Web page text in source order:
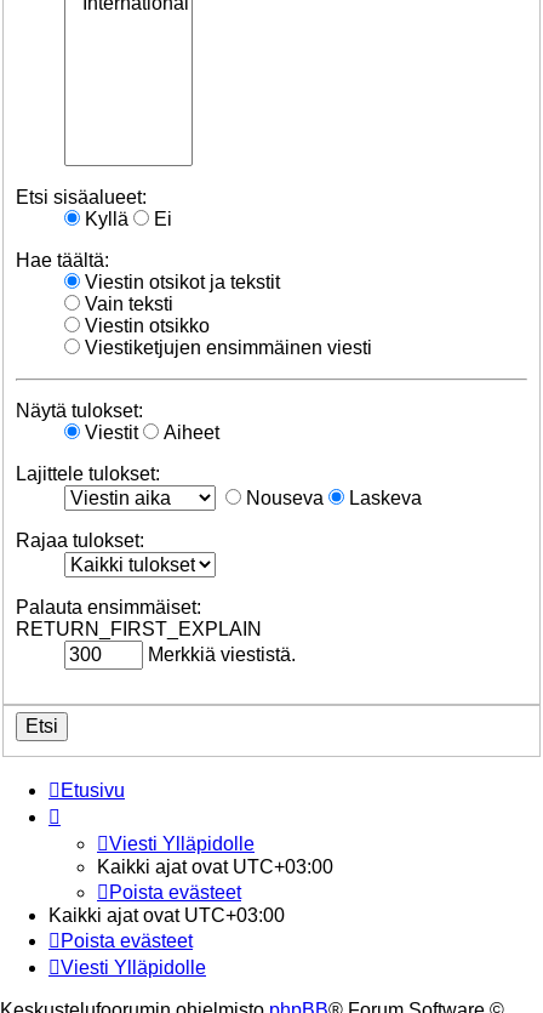
Etsi sisäalueet:
Kyllä
Ei
Hae täältä:
Viestin otsikot ja tekstit
Vain teksti
Viestin otsikko
Viestiketjujen ensimmäinen viesti
Näytä tulokset:
Viestit
Aiheet
Lajittele tulokset:
Nouseva
Laskeva
Rajaa tulokset:
Palauta ensimmäiset:
RETURN_FIRST_EXPLAIN
Merkkiä viestistä.
Etusivu
Viesti Ylläpidolle
Kaikki ajat ovat UTC+03:00
Poista evästeet
Kaikki ajat ovat UTC+03:00
Poista evästeet
Viesti Ylläpidolle